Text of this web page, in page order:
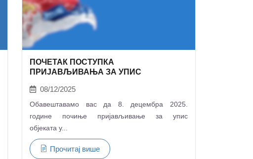
ПОЧЕТАК ПОСТУПКА
ПРИЈАВЉИВАЊА ЗА УПИС
08/12/2025
Обавештавамо вас да 8. децембра 2025.
године почиње пријављивање за упис
објеката у...
Прочитај више